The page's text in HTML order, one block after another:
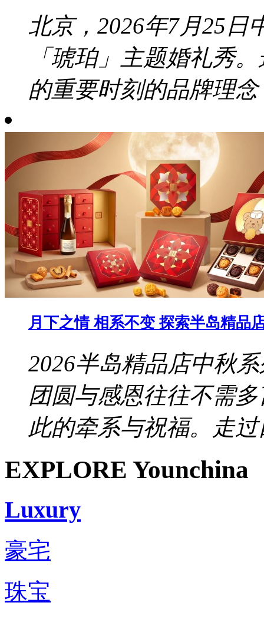
北京，2026年7月25日
「琥珀」主题婚礼秀
的重要时刻的品牌理念
月下之情 相系不变 探索半岛精品
2026半岛精品店中秋
团圆与感恩往往不需
此的牵系与祝福。走
EXPLORE Younchina
Luxury
豪宅
珠宝